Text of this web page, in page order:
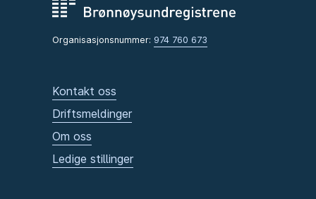
Organisasjonsnummer: 974 760 673
Kontakt oss
Driftsmeldinger
Om oss
Ledige stillinger